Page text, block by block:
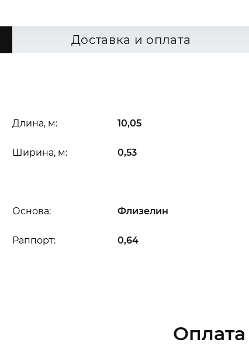
Доставка и оплата
Длина, м: 10,05
Ширина, м: 0,53
Раппорт: 0,64
Основа: Флизелин
Оплата